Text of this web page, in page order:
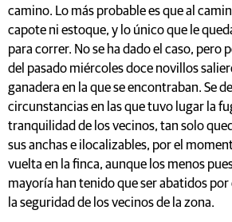
camino. Lo más probable es que al
capote ni estoque, y lo único que le
para correr. No se ha dado el caso, pero
del pasado miércoles doce novillos
ganadera en la que se encontraban. Se
circunstancias en las que tuvo lugar la
tranquilidad de los vecinos, tan solo
sus anchas e ilocalizables, por el
vuelta en la finca, aunque los menos
mayoría han tenido que ser abatidos
la seguridad de los vecinos de la zona.